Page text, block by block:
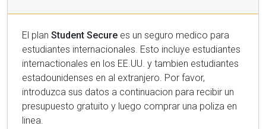
El plan Student Secure es un seguro medico para
estudiantes internacionales. Esto incluye estudiantes
internactionales en los EE.UU. y tambien estudiantes
estadounidenses en al extranjero. Por favor,
introduzca sus datos a continuacion para recibir un
presupuesto gratuito y luego comprar una poliza en
linea.